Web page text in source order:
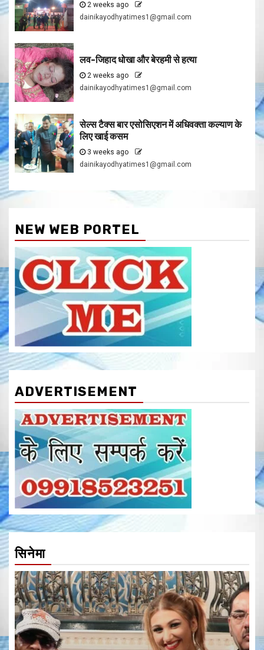
2 weeks ago
dainikayodhyatimes1@gmail.com
लव-जिहाद धोखा और बेरहमी से हत्या
2 weeks ago
dainikayodhyatimes1@gmail.com
सेल्स टैक्स बार एसोसिएशन में अधिवक्ता कल्याण के
लिए खाई कसम
3 weeks ago
dainikayodhyatimes1@gmail.com
NEW WEB PORTEL
ADVERTISEMENT
सिनेमा